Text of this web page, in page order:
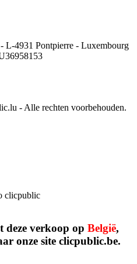
L-4931 Pontpierre - Luxembourg
- Alle rechten voorbehouden.
deze verkoop op België,
onze site clicpublic.be.